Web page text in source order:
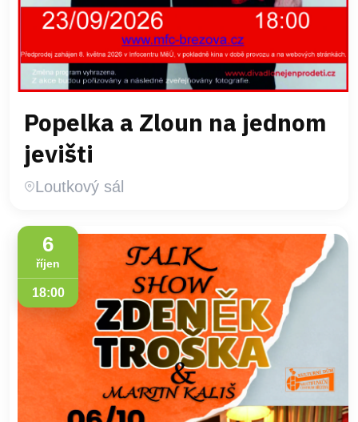
Popelka a Zloun na jednom
jevišti
Loutkový sál
6
říjen
18:00